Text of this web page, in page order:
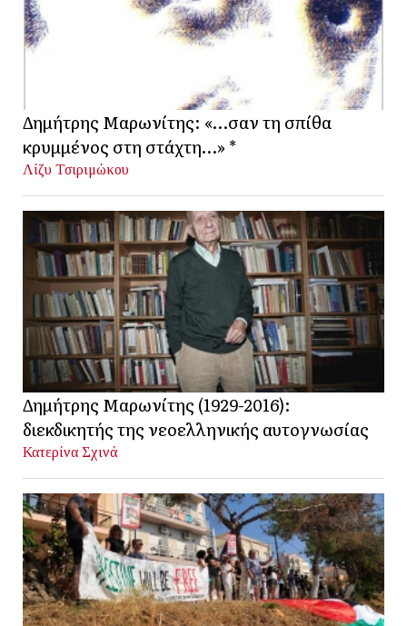
Δημήτρης Μαρωνίτης: «…σαν τη σπίθα
κρυμμένος στη στάχτη…» *
Λίζυ Τσιριμώκου
Δημήτρης Μαρωνίτης (1929-2016):
διεκδικητής της νεοελληνικής αυτογνωσίας
Κατερίνα Σχινά